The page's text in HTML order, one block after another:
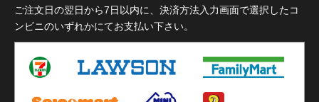
ご注文日の翌日から7日以内に、決済方法入力画面で選択したコ
ンビニのいずれかにてお支払い下さい。